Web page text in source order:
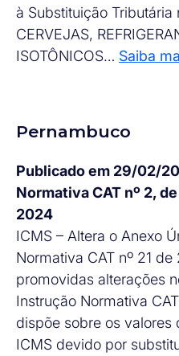
à Substituição
CERVEJAS,
ISOTÔNICOS… Saiba
Pernambuco
Publicado em 29/02/
Normativa CAT nº 2, de
2024
ICMS – Altera o Anexo
Normativa CAT nº 21
promovidas alterações
Instrução Normativa
dispõe sobre os
ICMS devido por